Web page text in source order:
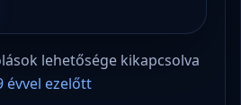
lehetősége kikapcsolva
évvel ezelőtt